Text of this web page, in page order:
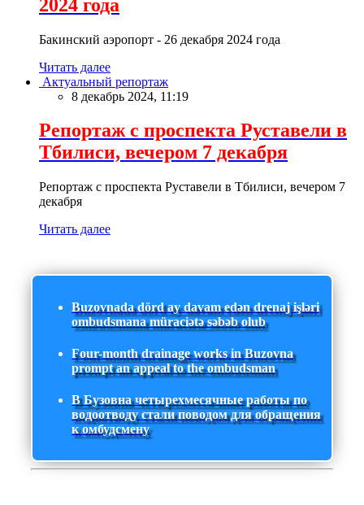
2024 года
Бакинский аэропорт - 26 декабря 2024 года
Читать далее
Актуальный репортаж
8 декабрь 2024, 11:19
Репортаж с проспекта Руставели в
Тбилиси, вечером 7 декабря
Репортаж с проспекта Руставели в Тбилиси, вечером 7
декабря
Читать далее
Buzovnada dörd ay davam edən drenaj işləri
ombudsmana müraciətə səbəb olub
Four-month drainage works in Buzovna
prompt an appeal to the ombudsman
В Бузовна четырехмесячные работы по
водоотводу стали поводом для обращения
к омбудсмену